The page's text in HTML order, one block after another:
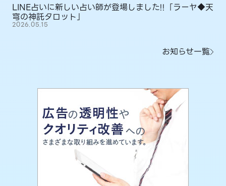
LINE占いに新しい占い師が登場しました!!「ラーヤ◆天
穹の神託タロット」
2026.05.15
お知らせ一覧